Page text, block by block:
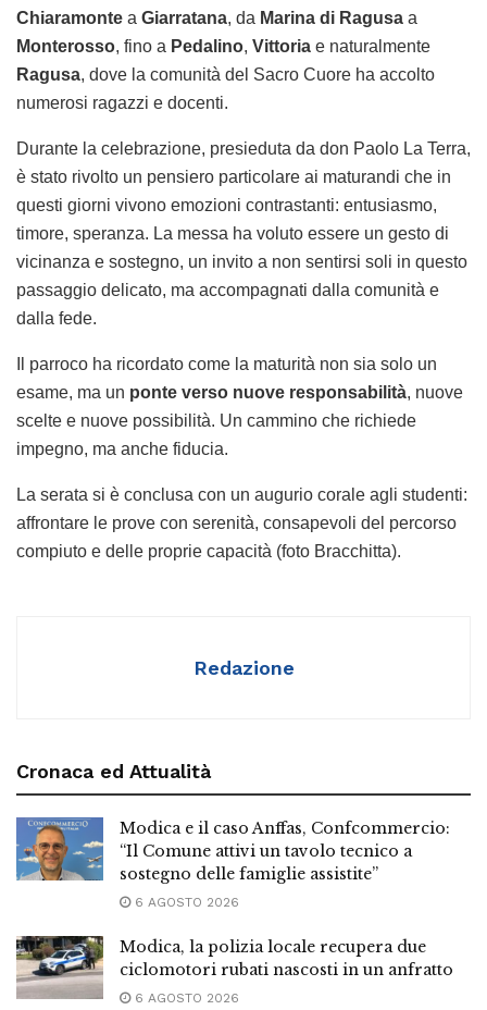
Chiaramonte a Giarratana, da Marina di Ragusa a
Monterosso, fino a Pedalino, Vittoria e naturalmente
Ragusa, dove la comunità del Sacro Cuore ha accolto
numerosi ragazzi e docenti.
Durante la celebrazione, presieduta da don Paolo La Terra,
è stato rivolto un pensiero particolare ai maturandi che in
questi giorni vivono emozioni contrastanti: entusiasmo,
timore, speranza. La messa ha voluto essere un gesto di
vicinanza e sostegno, un invito a non sentirsi soli in questo
passaggio delicato, ma accompagnati dalla comunità e
dalla fede.
Il parroco ha ricordato come la maturità non sia solo un
esame, ma un ponte verso nuove responsabilità, nuove
scelte e nuove possibilità. Un cammino che richiede
impegno, ma anche fiducia.
La serata si è conclusa con un augurio corale agli studenti:
affrontare le prove con serenità, consapevoli del percorso
compiuto e delle proprie capacità (foto Bracchitta).
Redazione
Cronaca ed Attualità
Modica e il caso Anffas, Confcommercio:
“Il Comune attivi un tavolo tecnico a
sostegno delle famiglie assistite”
6 AGOSTO 2026
Modica, la polizia locale recupera due
ciclomotori rubati nascosti in un anfratto
6 AGOSTO 2026